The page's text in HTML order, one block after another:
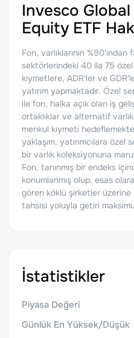
Invesco
Equity ETF
Fon, varlıklarının %90'ından
sektörlerindeki 40 ila 75
kıymetlere, ADR'ler ve
yatırım yapmaktadır. Özel
ile fon, halka açık olan iş
ortaklıklar ve alternatif
menkul kıymeti
yaklaşım, yatırımcılara özel
bir varlık koleksiyonuna
Fon, tanınmış bir endeks
konumlanmış olup, esas
gören köklü şirketler üzerine
tahsisi yoluyla getiri
İstatistikler
Piyasa Değeri
Günlük En Yüksek/Düşük